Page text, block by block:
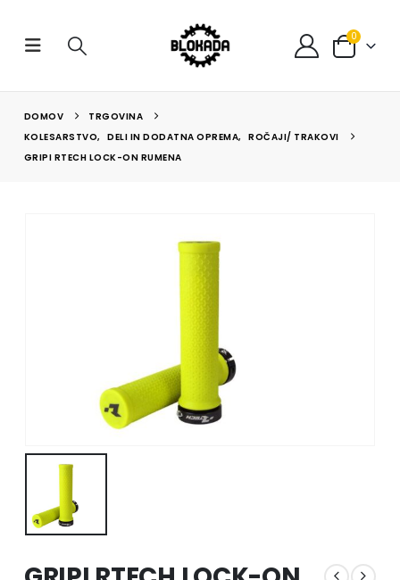
0
DOMOV
TRGOVINA
KOLESARSTVO, DELI IN DODATNA OPREMA,
ROČAJI/ TRAKOVI
GRIPI RTECH LOCK-ON RUMENA